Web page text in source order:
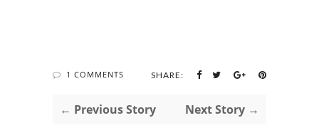
1 COMMENTS SHARE:
← Previous Story Next Story →